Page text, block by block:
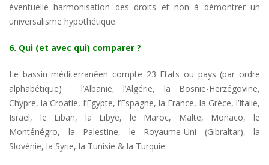
éventuelle harmonisation des droits et non à démontrer un
universalisme hypothétique.
6. Qui (et avec qui) comparer ?
Le bassin méditerranéen compte 23 Etats ou pays (par ordre
alphabétique) : l’Albanie, l’Algérie, la Bosnie-Herzégovine,
Chypre, la Croatie, l’Egypte, l’Espagne, la France, la Grèce, l’Italie,
Israël, le Liban, la Libye, le Maroc, Malte, Monaco, le
Monténégro, la Palestine, le Royaume-Uni (Gibraltar), la
Slovénie, la Syrie, la Tunisie & la Turquie.